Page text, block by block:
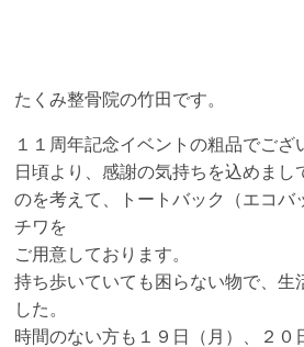
たくみ整骨院の竹田です。
１１周年記念イベントの粗品でござ
日頃より、感謝の気持ちを込めまし
のを考えて、トートバック（エコバ
チワを
ご用意しております。
持ち歩いていても困らない物で、生
した。
時間のない方も１９日（月）、２０